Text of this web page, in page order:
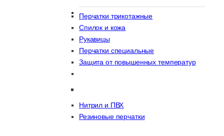
Перчатки трикотажные
Спилок и кожа
Рукавицы
Перчатки специальные
Защита от повышенных температур
Нитрил и ПВХ
Резиновые перчатки